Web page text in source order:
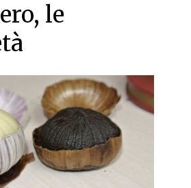
le